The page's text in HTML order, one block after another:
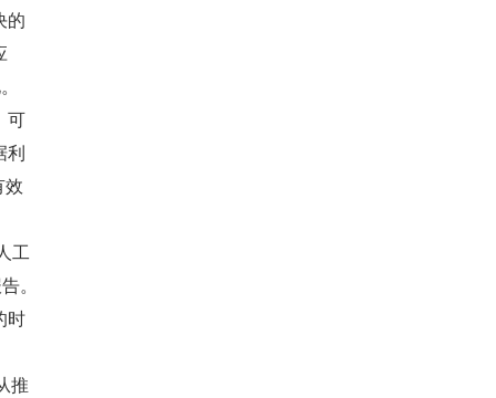
的
可
利
效
工
。
时
推